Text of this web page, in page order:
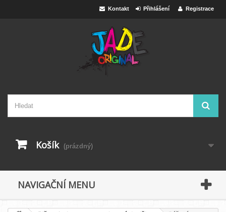
Registrace
Přihlášení
Kontakt
Košík (prázdný)
NAVIGAČNÍ MENU